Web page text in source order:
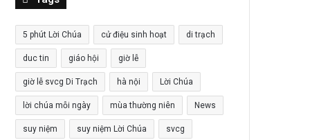
5 phút Lời Chúa cử điệu sinh hoạt di trạch
duc tin giáo hội giờ lễ
giờ lễ svcg Di Trạch hà nội Lời Chúa
lời chúa mỗi ngày mùa thường niên News
suy niệm suy niệm Lời Chúa svcg